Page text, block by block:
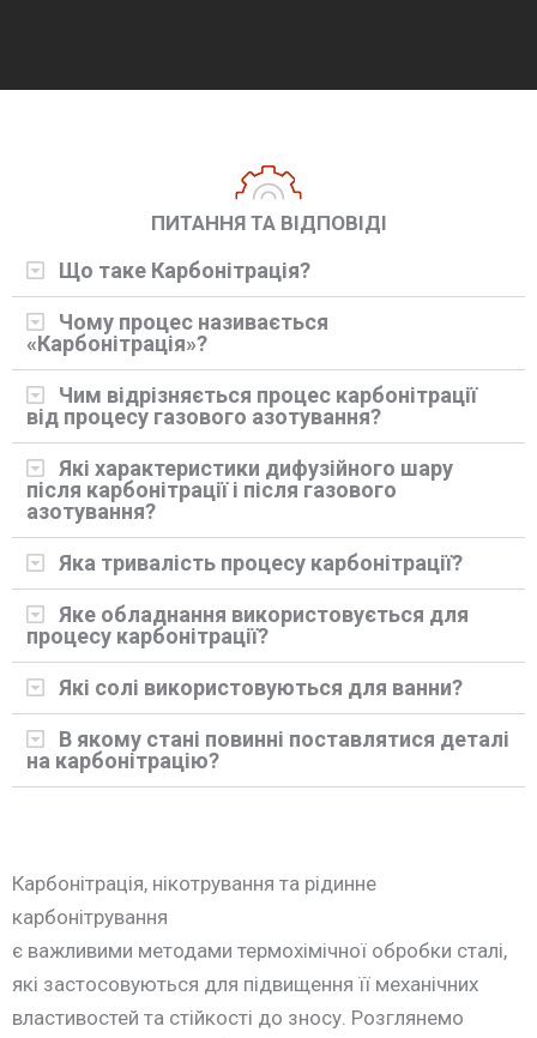
ПИТАННЯ ТА ВІДПОВІДІ
Що таке Карбонітрація?
Чому процес називається
«Карбонітрація»?
Чим відрізняється процес карбонітрації
від процесу газового азотування?
Які характеристики дифузійного шару
після карбонітрації і після газового
азотування?
Яка тривалість процесу карбонітрації?
Яке обладнання використовується для
процесу карбонітрації?
Які солі використовуються для ванни?
В якому стані повинні поставлятися деталі
на карбонітрацію?
Карбонітрація, нікотрування та рідинне
карбонітрування
є важливими методами термохімічної обробки сталі,
які застосовуються для підвищення її механічних
властивостей та стійкості до зносу. Розглянемо